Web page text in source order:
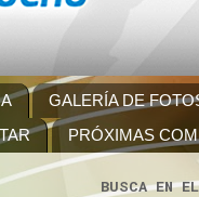
GALERÍA DE
PRÓXIMAS
BUSCA EN